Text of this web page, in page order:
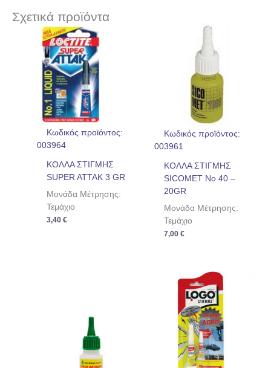
Σχετικά προϊόντα
Κωδικός προϊόντος:
003964
ΚΟΛΛΑ ΣΤΙΓΜΗΣ
SUPER ATTAK 3 GR
Μονάδα Μέτρησης:
Τεμάχιο
3,40€
Κωδικός προϊόντος:
003961
ΚΟΛΛΑ ΣΤΙΓΜΗΣ
SICOMET No 40 –
20GR
Μονάδα Μέτρησης:
Τεμάχιο
7,00 €